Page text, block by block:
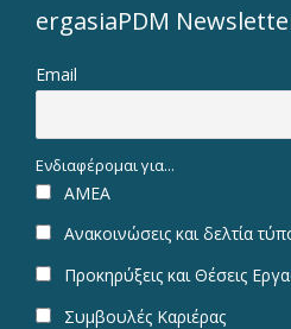
ergasiaPDM
Email
Ενδιαφέρομαι για...
ΑΜΕΑ
Ανακοινώσεις και δελτία
Προκηρύξεις και Θέσεις
Συμβουλές Καριέρας